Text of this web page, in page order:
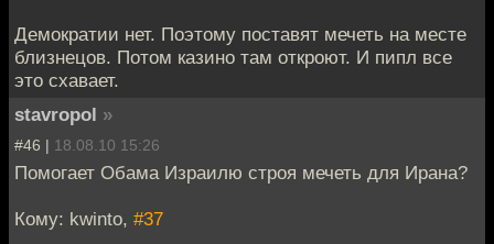
Демократии нет. Поэтому поставят мечеть на месте
близнецов. Потом казино там откроют. И пипл все
это схавает.
stavropol »
#46 | 18.08.10 15:26
Помогает Обама Израилю строя мечеть для Ирана?
Кому: kwinto, #37